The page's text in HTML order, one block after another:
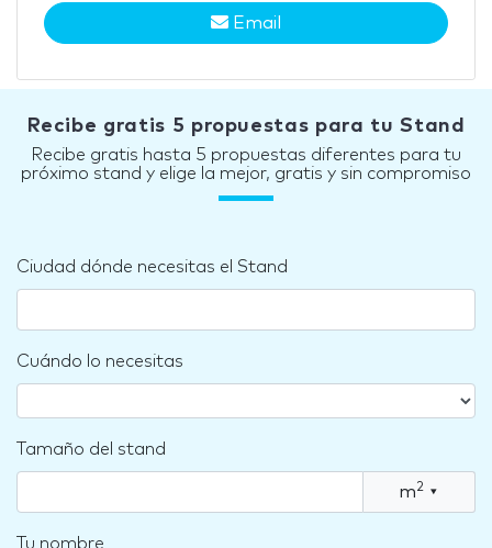
Email
Recibe gratis 5 propuestas para tu Stand
Recibe gratis hasta 5 propuestas diferentes para tu
próximo stand y elige la mejor, gratis y sin compromiso
Ciudad dónde necesitas el Stand
Cuándo lo necesitas
Tamaño del stand
m2 ▾
Tu nombre